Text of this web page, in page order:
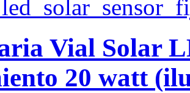
Vial Solar
20 watt